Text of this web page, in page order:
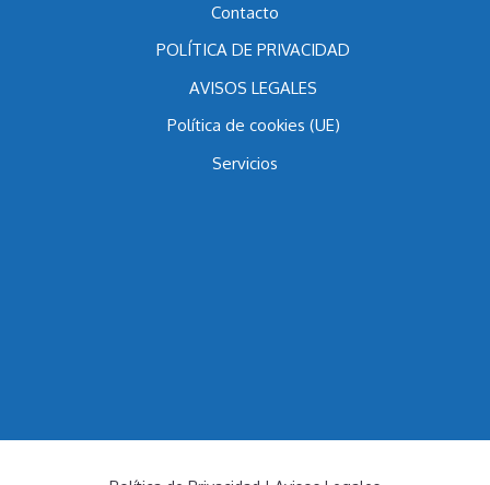
Contacto
POLÍTICA DE PRIVACIDAD
AVISOS LEGALES
Política de cookies (UE)
Servicios